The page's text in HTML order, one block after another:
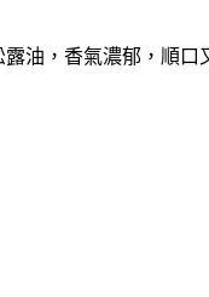
油，香氣濃郁，順口